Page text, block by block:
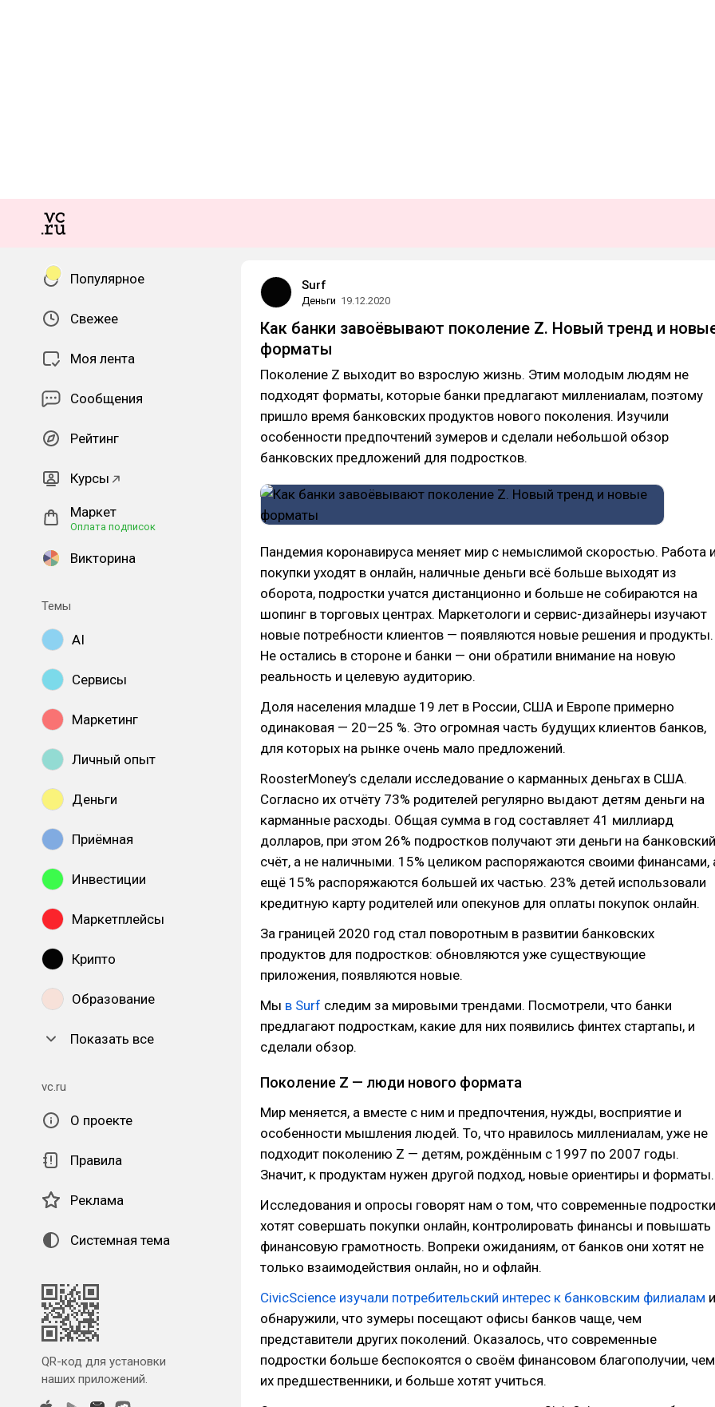
Популярное
Свежее
Моя лента
Сообщения
Рейтинг
Курсы
Маркет
Оплата подписок
Викторина
Темы
AI
Сервисы
Маркетинг
Личный опыт
Деньги
Приёмная
Инвестиции
Маркетплейсы
Крипто
Образование
Показать все
vc.ru
О проекте
Правила
Реклама
Системная тема
QR-код для установки
наших приложений.
Surf
Деньги 19.12.2020
Как банки завоëвывают поколение Z. Новый тренд и
форматы
Поколение Z выходит во взрослую жизнь. Этим молодым людям не
подходят форматы, которые банки предлагают миллениалам, поэтому
пришло время банковских продуктов нового поколения. Изучили
особенности предпочтений зумеров и сделали небольшой обзор
банковских предложений для подростков.
Пандемия коронавируса меняет мир с немыслимой скоростью. Работа
покупки уходят в онлайн, наличные деньги всë больше выходят из
оборота, подростки учатся дистанционно и больше не собираются на
шопинг в торговых центрах. Маркетологи и сервис-дизайнеры изучают
новые потребности клиентов — появляются новые решения и продукты.
Не остались в стороне и банки — они обратили внимание на новую
реальность и целевую аудиторию.
Доля населения младше 19 лет в России, США и Европе примерно
одинаковая — 20—25 %. Это огромная часть будущих клиентов банков,
для которых на рынке очень мало предложений.
RoosterMoney’s сделали исследование о карманных деньгах в США.
Согласно их отчëту 73% родителей регулярно выдают детям деньги на
карманные расходы. Общая сумма в год составляет 41 миллиард
долларов, при этом 26% подростков получают эти деньги на банковский
счëт, а не наличными. 15% целиком распоряжаются своими финансами,
ещё 15% распоряжаются большей их частью. 23% детей использовали
кредитную карту родителей или опекунов для оплаты покупок онлайн.
За границей 2020 год стал поворотным в развитии банковских
продуктов для подростков: обновляются уже существующие
приложения, появляются новые.
Мы в Surf следим за мировыми трендами. Посмотрели, что банки
предлагают подросткам, какие для них появились финтех стартапы, и
сделали обзор.
Поколение Z — люди нового формата
Мир меняется, а вместе с ним и предпочтения, нужды, восприятие и
особенности мышления людей. То, что нравилось миллениалам, уже не
подходит поколению Z — детям, рождëнным с 1997 по 2007 годы.
Значит, к продуктам нужен другой подход, новые ориентиры и форматы.
Исследования и опросы говорят нам о том, что современные подростки
хотят совершать покупки онлайн, контролировать финансы и повышать
финансовую грамотность. Вопреки ожиданиям, от банков они хотят не
только взаимодействия онлайн, но и офлайн.
CivicScience изучали потребительский интерес к банковским филиалам и
обнаружили, что зумеры посещают офисы банков чаще, чем
представители других поколений. Оказалось, что современные
подростки больше беспокоятся о своëм финансовом благополучии, чем
их предшественники, и больше хотят учиться.